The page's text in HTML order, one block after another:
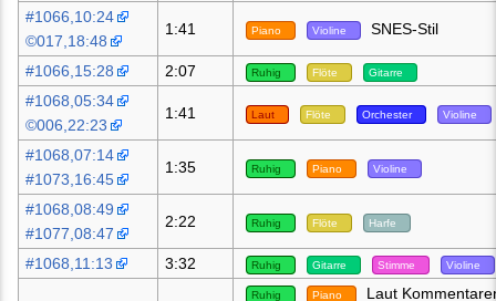
#1066,10:24
©017,18:48
1:41 Piano Violine SNES-Stil
#1066,15:28 2:07 Ruhig Flöte Gitarre
#1068,05:34
©006,22:23
1:41 Laut Flöte Orchester Violine
#1068,07:14
#1073,16:45
1:35 Ruhig Piano Violine
#1068,08:49
#1077,08:47
2:22 Ruhig Flöte Harfe
#1068,11:13 3:32 Ruhig Gitarre Stimme Violine
Ruhig Piano
Laut